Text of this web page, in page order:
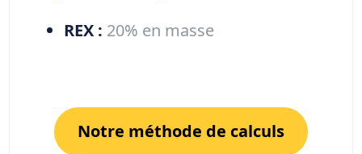
REX : 20% en masse
Notre méthode de calculs